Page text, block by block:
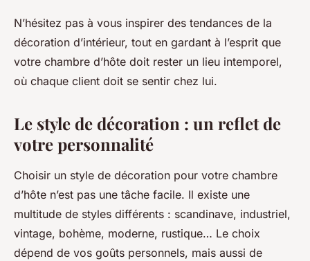
N’hésitez pas à vous inspirer des tendances de la
décoration d’intérieur, tout en gardant à l’esprit que
votre chambre d’hôte doit rester un lieu intemporel,
où chaque client doit se sentir chez lui.
Le style de décoration : un reflet de
votre personnalité
Choisir un style de décoration pour votre chambre
d’hôte n’est pas une tâche facile. Il existe une
multitude de styles différents : scandinave, industriel,
vintage, bohème, moderne, rustique… Le choix
dépend de vos goûts personnels, mais aussi de